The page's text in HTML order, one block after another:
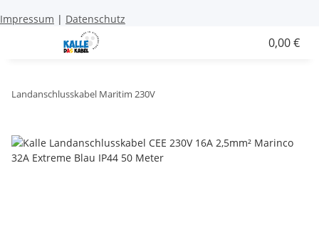
Impressum | Datenschutz
0,00 €
Landanschlusskabel Maritim 230V